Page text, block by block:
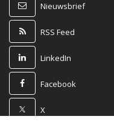
Nieuwsbrief
RSS Feed
LinkedIn
Facebook
X